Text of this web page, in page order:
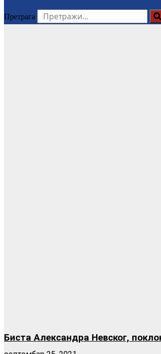
Претрага
Биста Александра Невског,